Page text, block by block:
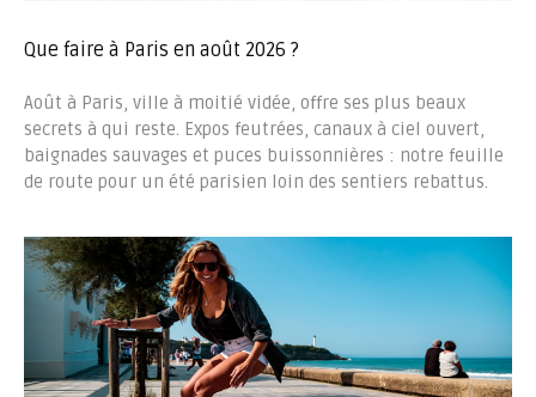
Que faire à Paris en août 2026 ?
Août à Paris, ville à moitié vidée, offre ses plus beaux
secrets à qui reste. Expos feutrées, canaux à ciel ouvert,
baignades sauvages et puces buissonnières : notre feuille
de route pour un été parisien loin des sentiers rebattus.